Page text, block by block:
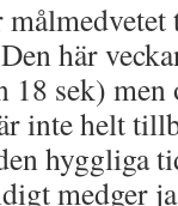
här
18 sek)
inte helt
hyggliga
medger